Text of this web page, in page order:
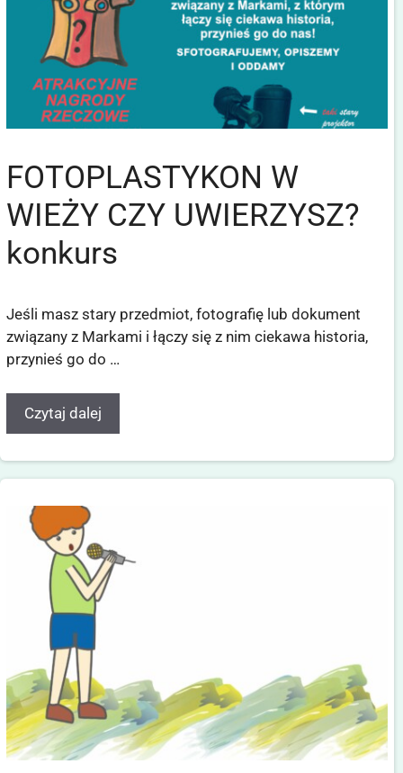
FOTOPLASTYKON W
WIEŻY CZY UWIERZYSZ?
konkurs
Jeśli masz stary przedmiot, fotografię lub dokument
związany z Markami i łączy się z nim ciekawa historia,
przynieś go do …
Czytaj dalej